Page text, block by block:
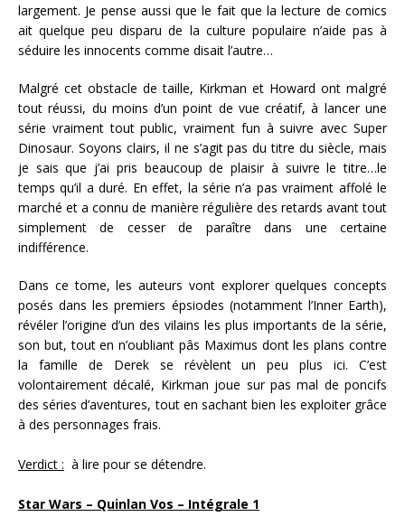
largement. Je pense aussi que le fait que la lecture de comics
ait quelque peu disparu de la culture populaire n’aide pas à
séduire les innocents comme disait l’autre…
Malgré cet obstacle de taille, Kirkman et Howard ont malgré
tout réussi, du moins d’un point de vue créatif, à lancer une
série vraiment tout public, vraiment fun à suivre avec Super
Dinosaur. Soyons clairs, il ne s’agit pas du titre du siècle, mais
je sais que j’ai pris beaucoup de plaisir à suivre le titre…le
temps qu’il a duré. En effet, la série n’a pas vraiment affolé le
marché et a connu de manière régulière des retards avant tout
simplement de cesser de paraître dans une certaine
indifférence.
Dans ce tome, les auteurs vont explorer quelques concepts
posés dans les premiers épsiodes (notamment l’Inner Earth),
révéler l’origine d’un des vilains les plus importants de la série,
son but, tout en n’oubliant pâs Maximus dont les plans contre
la famille de Derek se révèlent un peu plus ici. C’est
volontairement décalé, Kirkman joue sur pas mal de poncifs
des séries d’aventures, tout en sachant bien les exploiter grâce
à des personnages frais.
Verdict : à lire pour se détendre.
Star Wars – Quinlan Vos – Intégrale 1